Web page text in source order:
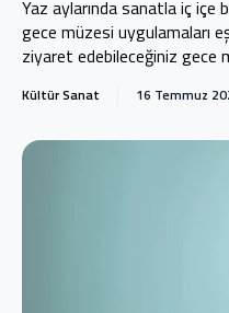
Yaz aylarında sanatla iç içe
gece müzesi uygulamaları
ziyaret edebileceğiniz gece
Kültür Sanat 16 Temmuz